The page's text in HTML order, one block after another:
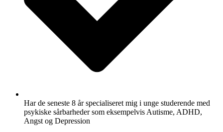
Har de seneste 8 år specialiseret mig i unge studerende med
psykiske sårbarheder som eksempelvis Autisme, ADHD,
Angst og Depression